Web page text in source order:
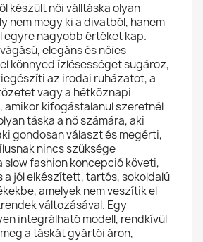
készült női válltáska olyan
nem megy ki a divatból, hanem
egyre nagyobb értéket kap.
elegáns és nőies
könnyed ízlésességet sugároz,
az irodai ruházatot, a
vagy a hétköznapi
amikor kifogástalanul szeretnél
táska a nő számára, aki
gondosan választ és megérti,
nincs szüksége
slow fashion koncepció követi,
jól elkészített, tartós, sokoldalú
amelyek nem veszítik el
változásával. Egy
integrálható modell, rendkívül
a táskát gyártói áron,